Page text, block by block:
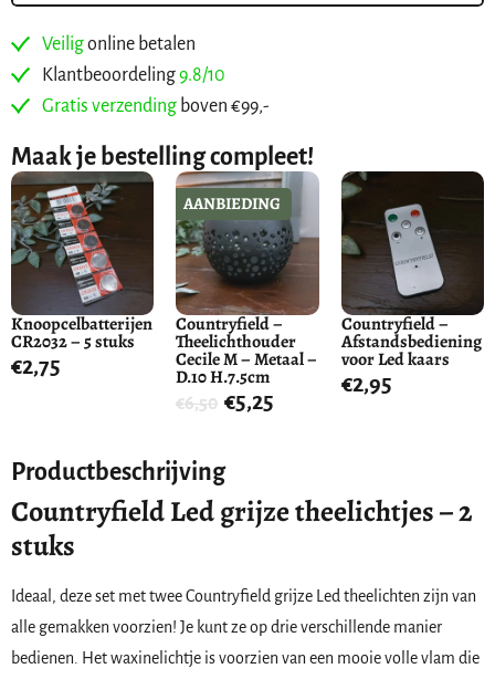
Veiligonline betalen
Klantbeoordeling9.8/10
Gratis verzendingboven €99,-
Productbeschrijving
Countryfield Led grijze theelichtjes – 2
stuks
Ideaal, deze set met twee Countryfield grijze Led theelichten zijn van
alle gemakken voorzien! Je kunt ze op drie verschillende manier
bedienen. Het waxinelichtje is voorzien van een mooie volle vlam die
Maak je bestelling compleet!
Knoopcelbatterijen
CR2032 – 5 stuks
€2,75
AANBIEDING
Countryfield –
Theelichthouder
Cecile M – Metaal –
D.10 H.7.5cm
€6,50 €5,25
Countryfield –
Afstandsbediening
voor Led kaars
€2,95